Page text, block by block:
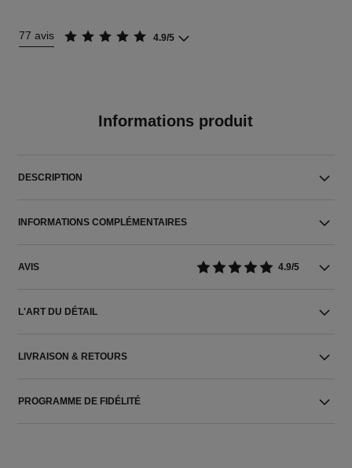
77 avis 4.9/5
Informations produit
DESCRIPTION
INFORMATIONS COMPLÉMENTAIRES
AVIS 4.9/5
L'ART DU DÉTAIL
LIVRAISON & RETOURS
PROGRAMME DE FIDÉLITÉ